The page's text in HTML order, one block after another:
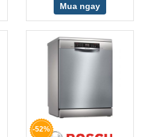
Mua ngay
-52%